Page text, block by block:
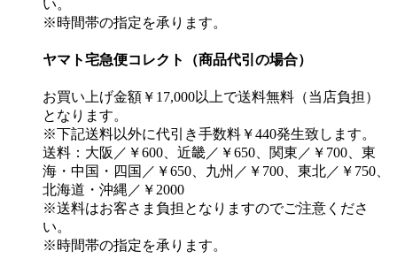
い。
※時間帯の指定を承ります。
ヤマト宅急便コレクト（商品代引の場合）
お買い上げ金額￥17,000以上で送料無料（当店負担）
となります。
※下記送料以外に代引き手数料￥440発生致します。
送料：大阪／￥600、近畿／￥650、関東／￥700、東
海・中国・四国／￥650、九州／￥700、東北／￥750、
北海道・沖縄／￥2000
※送料はお客さま負担となりますのでご注意くださ
い。
※時間帯の指定を承ります。